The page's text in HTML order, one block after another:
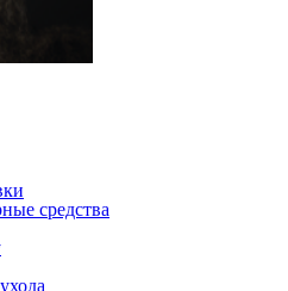
средства